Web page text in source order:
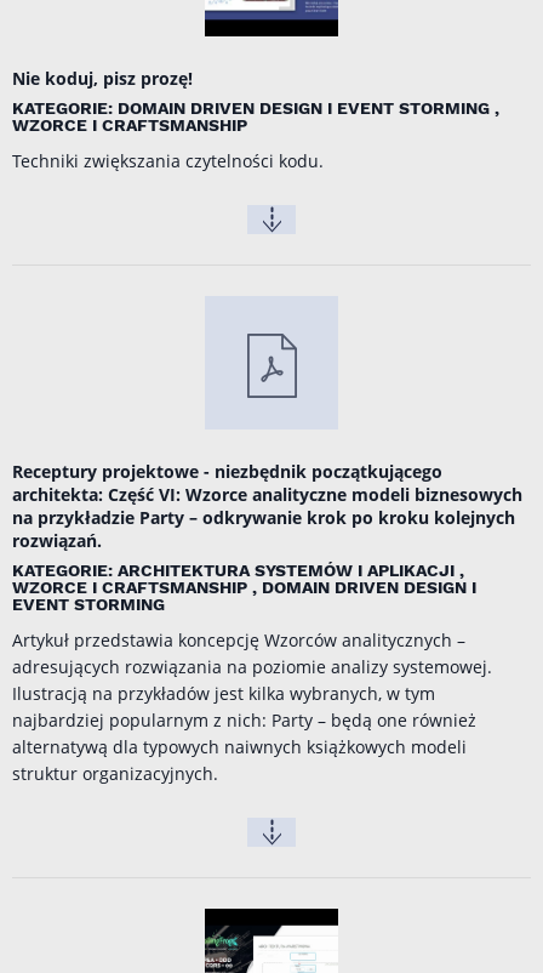
Nie koduj, pisz prozę!
KATEGORIE: DOMAIN DRIVEN DESIGN I EVENT STORMING ,
WZORCE I CRAFTSMANSHIP
Techniki zwiększania czytelności kodu.
Receptury projektowe - niezbędnik początkującego
architekta: Część VI: Wzorce analityczne modeli biznesowych
na przykładzie Party – odkrywanie krok po kroku kolejnych
rozwiązań.
KATEGORIE: ARCHITEKTURA SYSTEMÓW I APLIKACJI ,
WZORCE I CRAFTSMANSHIP , DOMAIN DRIVEN DESIGN I
EVENT STORMING
Artykuł przedstawia koncepcję Wzorców analitycznych –
adresujących rozwiązania na poziomie analizy systemowej.
Ilustracją na przykładów jest kilka wybranych, w tym
najbardziej popularnym z nich: Party – będą one również
alternatywą dla typowych naiwnych książkowych modeli
struktur organizacyjnych.